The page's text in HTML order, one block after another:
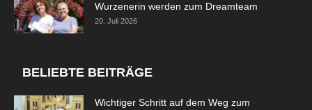
Wurzenerin werden zum Dreamteam
20. Juli 2026
BELIEBTE BEITRÄGE
Wichtiger Schritt auf dem Weg zum